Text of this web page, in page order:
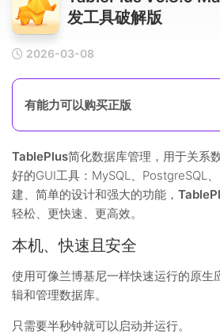
发工具破解版
2026-03-08
有能力可以购买正版
TablePlus简化数据库管理，用于关系
好的GUI工具：MySQL、PostgreSQL
建、简单的设计和强大的功能，
轻松、更快速、更高效。
本机、快速且安全
使用可像兰博基尼一样快速运行的原生
辑和管理数据库。
只需要半秒钟就可以启动并运行。